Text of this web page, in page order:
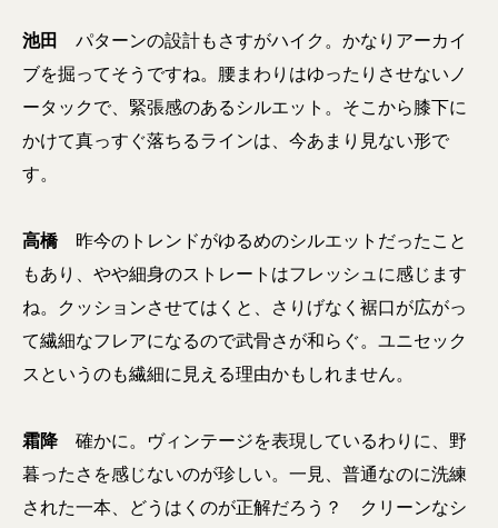
池田
パターンの設計もさすがハイク。かなりアーカイ
ブを掘ってそうですね。腰まわりはゆったりさせないノ
ータックで、緊張感のあるシルエット。そこから膝下に
かけて真っすぐ落ちるラインは、今あまり見ない形で
す。
高橋昨今のトレンドがゆるめのシルエットだったこと
もあり、 やや細身のストレートはフレッシュに感じます
ね。クッションさせてはくと、さりげなく裾口が広がっ
て繊細なフレアになるので武骨さが和らぐ。ユニセック
スというのも繊細に見える理由かもしれません。
霜降 確かに。
ヴィンテージを表現しているわりに、野
暮ったさを感じないのが珍しい。一見、普通なのに洗練
された一本、どうはくのが正解だろう？ クリーンなシ